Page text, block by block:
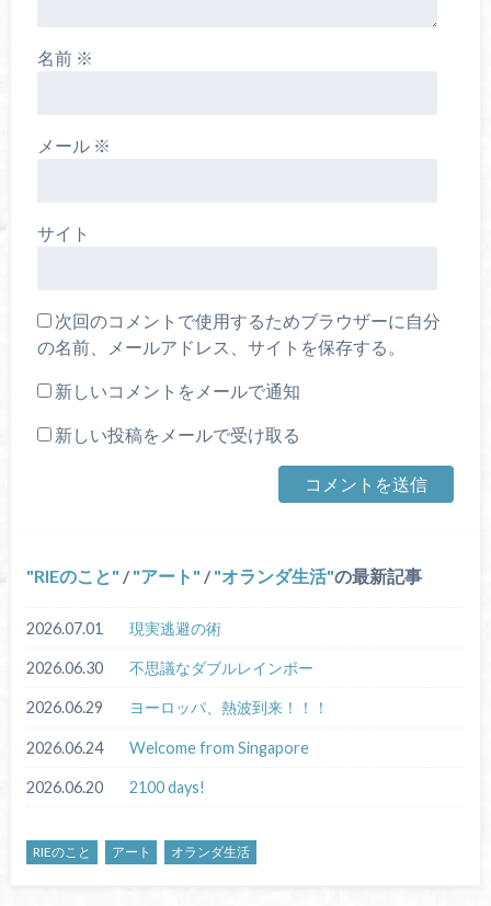
名前 ※
メール ※
サイト
次回のコメントで使用するためブラウザーに自分
の名前、メールアドレス、サイトを保存する。
新しいコメントをメールで通知
新しい投稿をメールで受け取る
RIEのこと / アート / オランダ生活 の最新記事
2026.07.01 現実逃避の術
2026.06.30 不思議なダブルレインボー
2026.06.29 ヨーロッパ、熱波到来！！！
2026.06.24 Welcome from Singapore
2026.06.20 2100 days!
RIEのこと アート オランダ生活